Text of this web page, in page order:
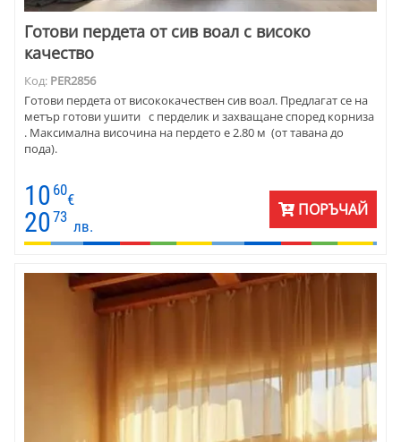
Готови пердета от сив воал с високо
качество
Код: PER2856
Готови пердета от висококачествен сив воал. Предлагат се на
метър готови ушити с перделик и захващане според корниза
. Максимална височина на пердето е 2.80 м (от тавана до
пода).
10 60
€
2073
лв.
ПОРЪЧАЙ